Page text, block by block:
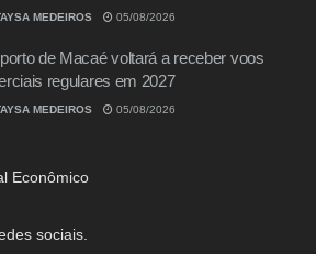
MEDEIROS 05/08/2026
de Macaé voltará a receber voos
regulares em 2027
MEDEIROS 05/08/2026
sociais.